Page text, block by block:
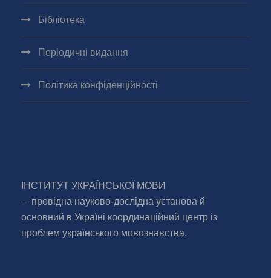
Бібліотека
Періодичні видання
Політика конфіденційності
ІНСТИТУТ УКРАЇНСЬКОЇ МОВИ
– провідна науково-дослідна установа й
основний в Україні координаційний центр із
проблем українського мовознавства.